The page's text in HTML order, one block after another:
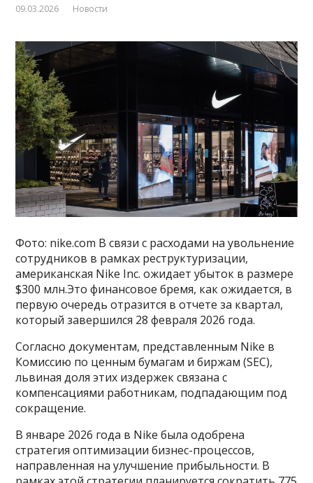
09.03.2026 Новости
Фото: nike.com В связи с расходами на увольнение
сотрудников в рамках реструктуризации,
американская Nike Inc. ожидает убыток в размере
$300 млн.Это финансовое бремя, как ожидается, в
первую очередь отразится в отчете за квартал,
который завершился 28 февраля 2026 года.
Согласно документам, представленным Nike в
Комиссию по ценным бумагам и биржам (SEC),
львиная доля этих издержек связана с
компенсациями работникам, подпадающим под
сокращение.
В январе 2026 года в Nike была одобрена
стратегия оптимизации бизнес-процессов,
направленная на улучшение прибыльности. В